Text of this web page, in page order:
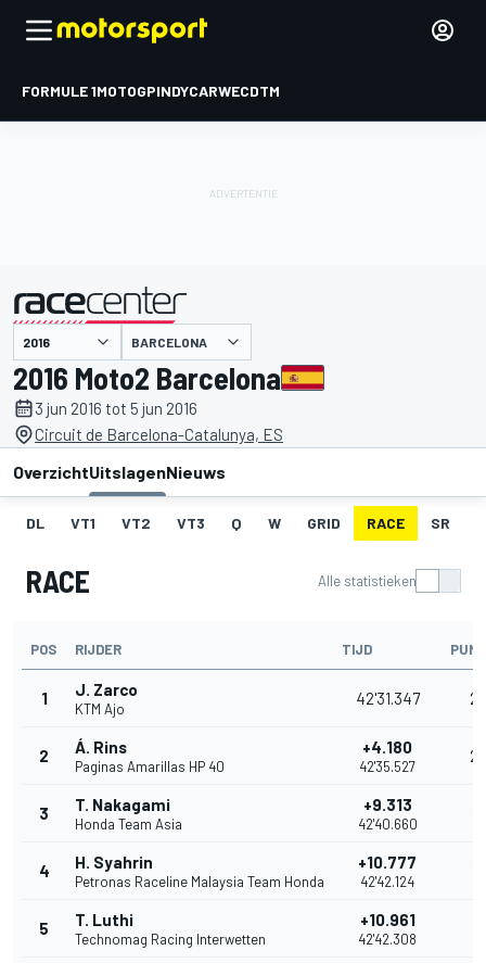
FORMULE 1MOTOGPINDYCARWECDTM
gepresenteerd door BARCELONA
2016 Moto2 Barcelona
3 jun 2016 tot 5 jun 2016
Circuit de Barcelona-Catalunya, ES
OverzichtUitslagenNieuws
DL VT1 VT2 VT3 Q W GRID RACE SR
RACE Alle statistieken
POS RIJDER TIJD
1 J. Zarco
KTM Ajo
42'31.347 25
2 Á. Rins
Paginas Amarillas HP 40
+4.180
42'35.527
20
3 T. Nakagami
Honda Team Asia
+9.313
42'40.660
4 H. Syahrin
Petronas Raceline Malaysia Team Honda
+10.777
42'42.124
5 T. Luthi
Technomag Racing Interwetten
+10.961
42'42.308